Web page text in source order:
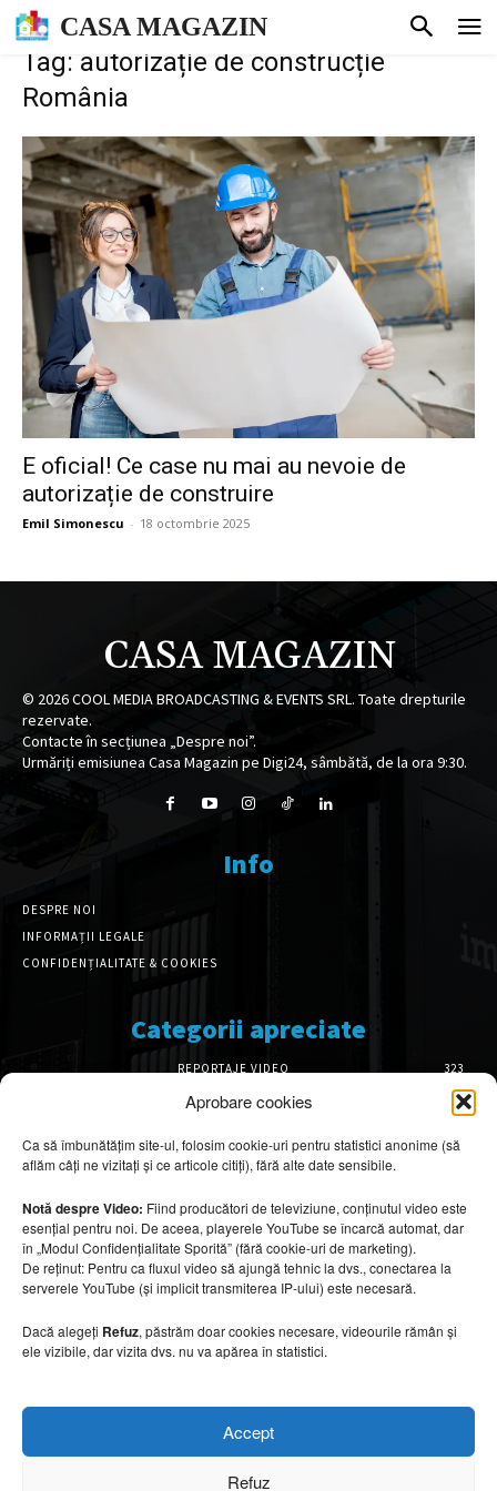
Aprobare cookies
Ca să îmbunătățim site-ul, folosim cookie-uri pentru statistici anonime (să
aflăm câți ne vizitați și ce articole citiți), fără alte date sensibile.
Notă despre Video: Fiind producători de televiziune, conținutul video este
esențial pentru noi. De aceea, playerele YouTube se încarcă automat, dar
în „Modul Confidențialitate Sporită” (fără cookie-uri de marketing).
De reținut: Pentru ca fluxul video să ajungă tehnic la dvs., conectarea la
serverele YouTube (și implicit transmiterea IP-ului) este necesară.
Dacă alegeți Refuz, păstrăm doar cookies necesare, videourile rămân și
ele vizibile, dar vizita dvs. nu va apărea în statistici.
Accept
Refuz
CASA MAGAZIN
Tag: autorizație de construcție
România
E oficial! Ce case nu mai au nevoie de
autorizație de construire
Emil Simonescu - 18 octombrie 2025
CASA MAGAZIN
© 2026COOL MEDIA BROADCASTING & EVENTS SRL. Toate drepturile
rezervate.
Contacte în secțiunea „Despre noi”.
Urmăriți emisiunea Casa Magazin pe Digi24, sâmbătă, de la ora 9:30.
Info
DESPRE NOI
INFORMAȚII LEGALE
CONFIDENȚIALITATE & COOKIES
Categorii apreciate
REPORTAJE VIDEO
323
AMENAJĂRI INTERIOARE
126
DESIGN INTERIOR
64
ARHITECTURĂ & DESIGN
OPINII & ANALIZE
43
Articole recomandate
Cele mai impresionante cabane moderne
7 august 2026
Ouse Valley Viaduct, construcția care
7 august 2026